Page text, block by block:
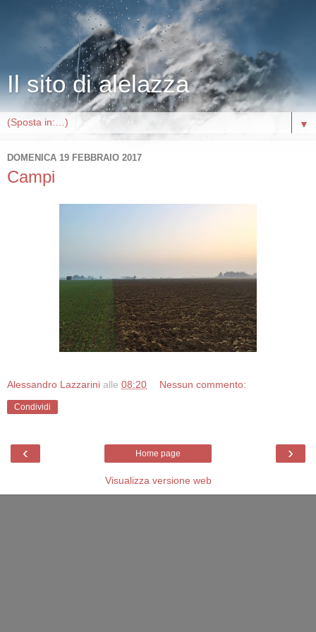
Il sito di alelazza
▼
DOMENICA 19 FEBBRAIO 2017
Campi
Alessandro Lazzarini alle 08:20 Nessun commento:
Condividi
‹ ›
Home page
Visualizza versione web